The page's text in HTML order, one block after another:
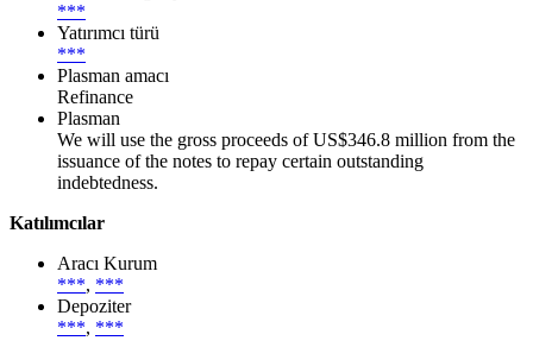
***
Yatırımcı türü
***
Plasman amacı
Refinance
Plasman
We will use the gross proceeds of US$346.8 million from the
issuance of the notes to repay certain outstanding
indebtedness.
Katılımcılar
Aracı Kurum
***, ***
Depoziter
***, ***